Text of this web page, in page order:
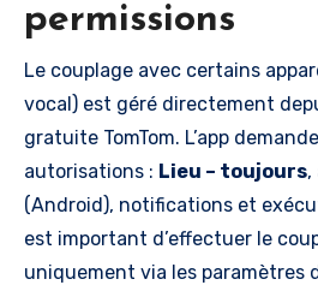
permissions
Le couplage avec certains
vocal) est géré directement
gratuite TomTom. L’app
autorisations : Lieu – toujours,
(Android), notifications et
est important d’effectuer le
uniquement via les paramètres